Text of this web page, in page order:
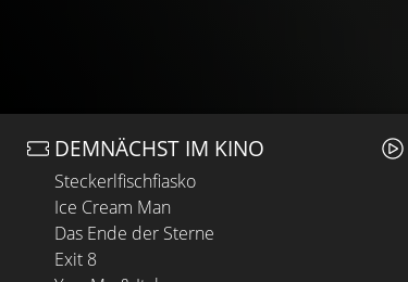
DEMNÄCHST IM KINO
Steckerlfischfiasko
Ice Cream Man
Das Ende der Sterne
Exit 8